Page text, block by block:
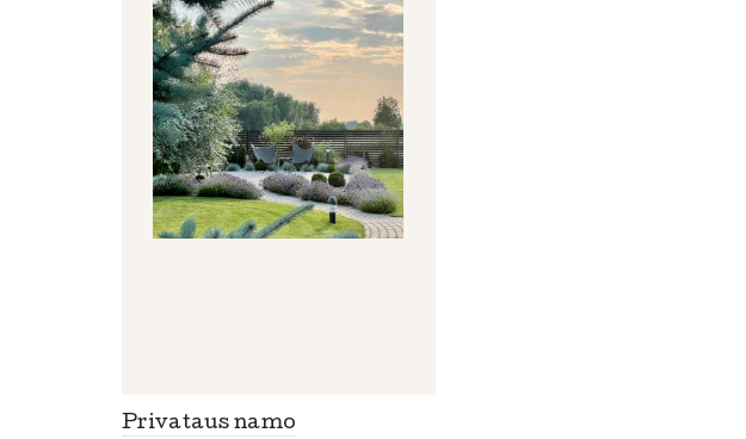
Privataus namo